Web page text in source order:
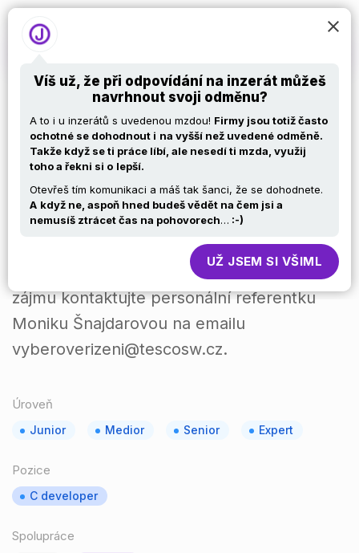
Programátor/ka C#
Hledáme nového kolegu/kolegyni na pozici
programátora/ky pro vývoj našich produktů
vyvíjených zákazníkům na míru. V případě
zájmu kontaktujte personální referentku
Moniku Šnajdarovou na emailu
vyberoverizeni@tescosw.cz.
Úroveň
Junior Medior Senior Expert
Pozice
C developer
Spolupráce
Víš už, že při odpovídání na inzerát můžeš
navrhnout svoji odměnu?
A to i u inzerátů s uvedenou mzdou! Firmy jsou totiž často
ochotné se dohodnout i na vyšší než uvedené odměně.
Takže když se ti práce líbí, ale nesedí ti mzda, využij
toho a řekni si o lepší.
Otevřeš tím komunikaci a máš tak šanci, že se dohodnete.
A když ne, aspoň hned budeš vědět na čem jsi a
nemusíš ztrácet čas na pohovorech… :-)
UŽ JSEM SI VŠIML